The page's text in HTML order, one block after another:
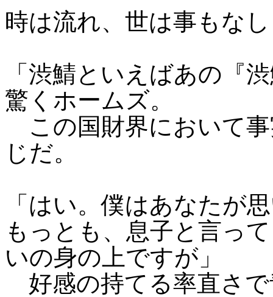
時は流れ、世は事もな
「渋鯖といえばあの『
驚くホームズ。
この国財界において
じだ。
「はい。僕はあなたが
もっとも、息子と言っ
いの身の上ですが」
好感の持てる率直さ